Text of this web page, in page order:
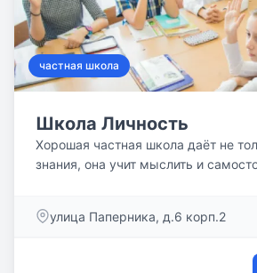
частная школа
Школа Личность
Хорошая частная школа даёт не
знания, она учит мыслить и
в нужное русло, предоставляя
динамичное время дети нуждаются
улица Паперника, д.6 корп.2